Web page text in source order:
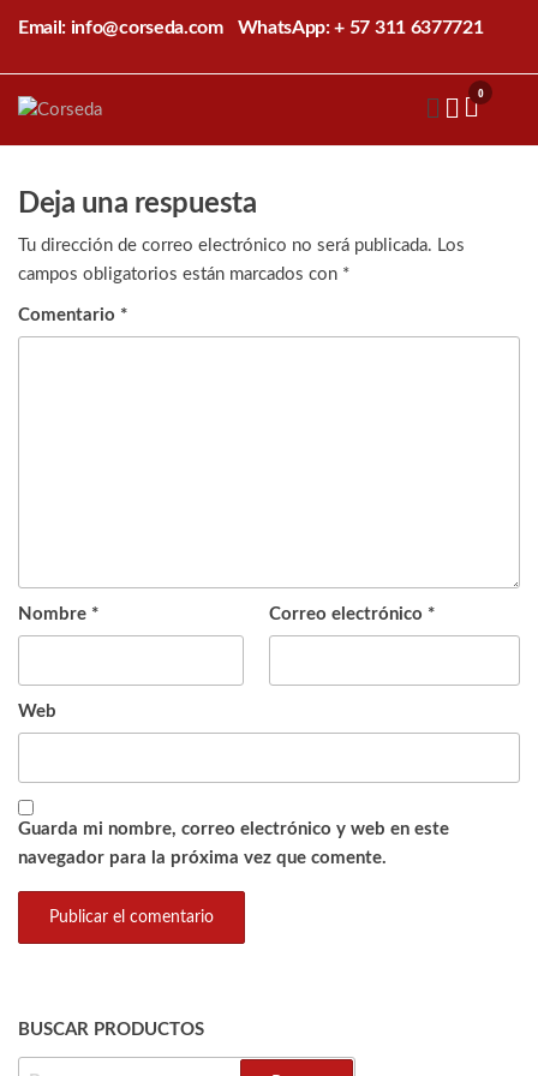
contenido
Email: info@corseda.com WhatsApp: + 57 311 6377721
sericultura
0
Deja una respuesta
Tu dirección de correo electrónico no será publicada. Los
campos obligatorios están marcados con *
Comentario *
Nombre * Correo electrónico *
Web
Guarda mi nombre, correo electrónico y web en este
navegador para la próxima vez que comente.
BUSCAR PRODUCTOS
BUSCAR: